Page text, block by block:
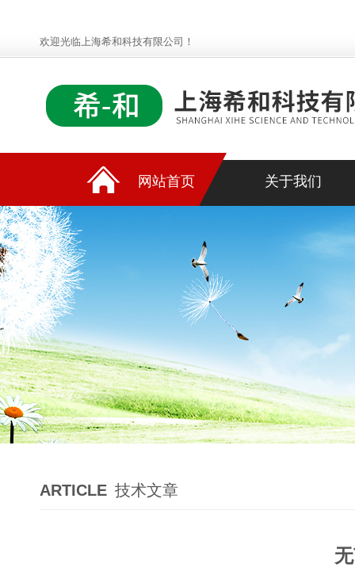
欢迎光临上海希和科技有限公司！
网站首页 关于我们
ARTICLE 技术文章